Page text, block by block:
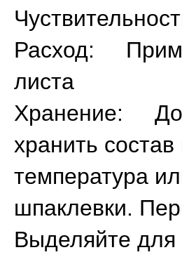
Расход:
листа
Хранение: До
хранить
температура
шпаклевки.
Выделяйте